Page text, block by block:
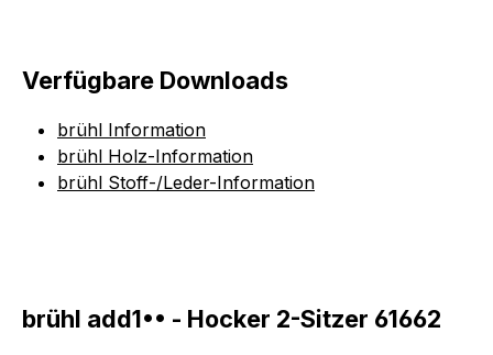
Verfügbare Downloads
brühl Information
brühl Holz-Information
brühl Stoff-/Leder-Information
brühl add1•• - Hocker 2-Sitzer 61662